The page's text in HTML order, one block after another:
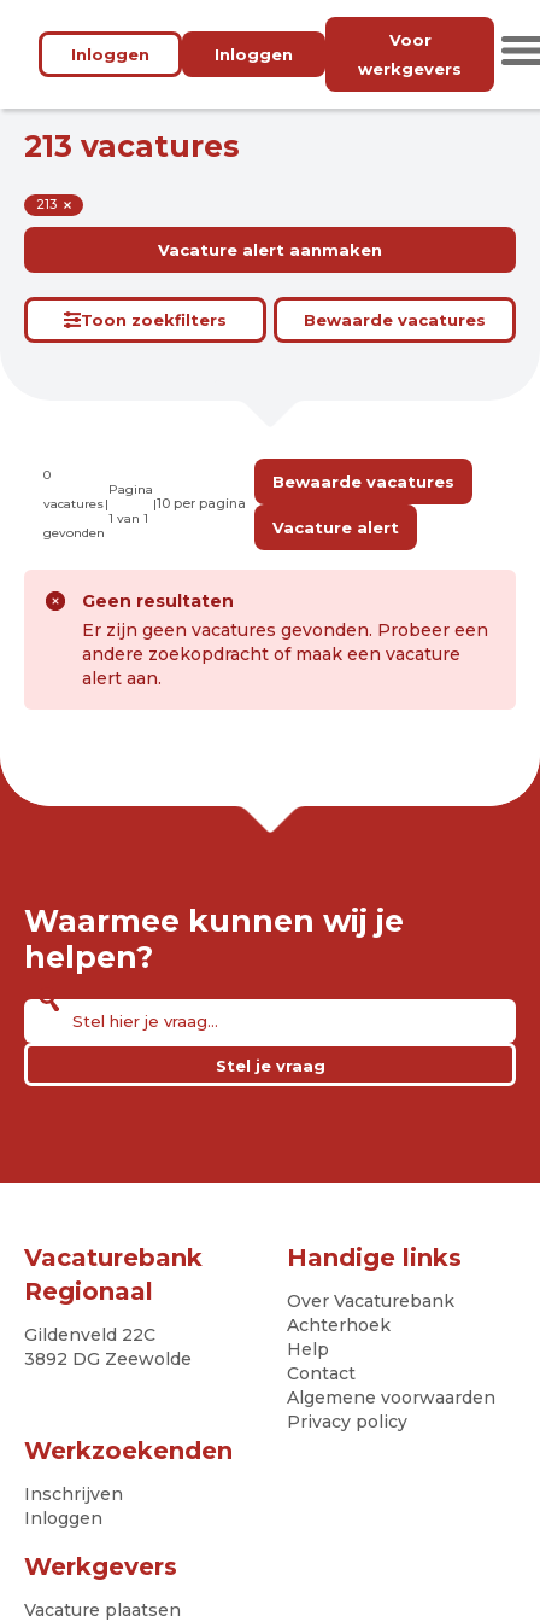
Inloggen Inloggen
Voor
werkgevers
213 vacatures
213
Vacature alert aanmaken
Toon zoekfilters Bewaarde vacatures
0
vacatures
gevonden
|
Pagina
1 van 1
|
Bewaarde vacatures
Vacature alert
Geen resultaten
Er zijn geen vacatures gevonden. Probeer een
andere zoekopdracht of maak een vacature
alert aan.
Waarmee kunnen wij je
helpen?
Stel je vraag
Vacaturebank
Regionaal
Gildenveld 22C
3892 DG Zeewolde
Handige links
Over Vacaturebank
Achterhoek
Help
Contact
Algemene voorwaarden
Privacy policy
Werkzoekenden
Inschrijven
Inloggen
Werkgevers
Vacature plaatsen